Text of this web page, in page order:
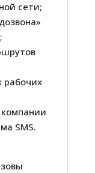
сети;
рабочих
компании
SMS.